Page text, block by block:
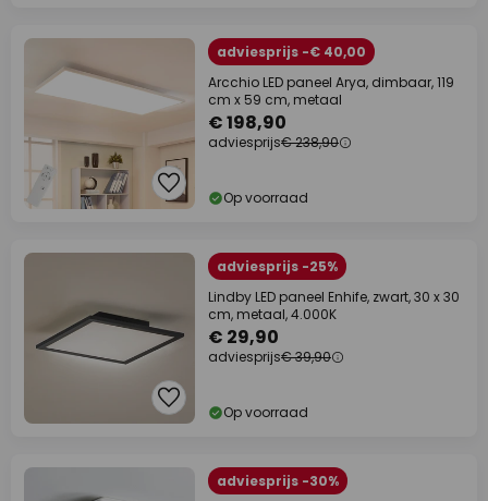
adviesprijs -€ 40,00
Arcchio LED paneel Arya, dimbaar, 119
cm x 59 cm, metaal
€ 198,90
adviesprijs€ 238,90
Op voorraad
adviesprijs -25%
Lindby LED paneel Enhife, zwart, 30 x 30
cm, metaal, 4.000K
€ 29,90
adviesprijs€ 39,90
Op voorraad
adviesprijs -30%